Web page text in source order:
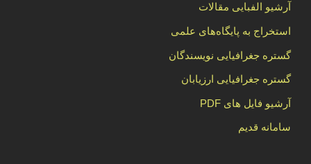
آرشیو الفبایی مقالات
استخراج به پایگاه‌های علمی
گستره جغرافیایی نویسندگان
گستره جغرافیایی ارزیابان
آرشیو فایل های PDF
سامانه قدیم